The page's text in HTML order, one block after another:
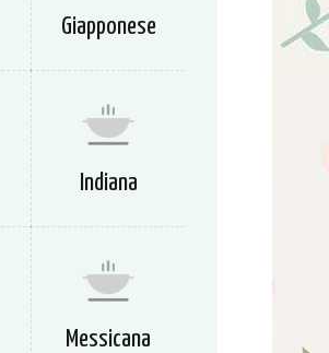
Giapponese
Indiana
Messicana